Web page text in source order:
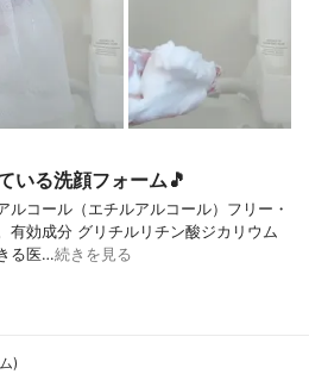
いる洗顔フォーム🎵
ルコール（エチルアルコール）フリー・
有効成分 グリチルリチン酸ジカリウム
る医…続きを見る
)